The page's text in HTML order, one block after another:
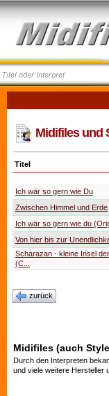
Midifiles und
Titel
Ich wär so gern wie Du
Zwischen Himmel und Erde
Ich wär so gern wie du
Von hier bis zur
Scharazan - kleine Insel
(C...
zurück
Midifiles (auch
Durch den Interpreten
und viele weitere Hersteller